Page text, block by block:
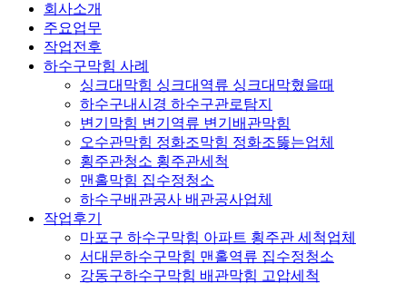
회사소개
주요업무
작업전후
하수구막힘 사례
싱크대막힘 싱크대역류 싱크대막혔을때
하수구내시경 하수구관로탐지
변기막힘 변기역류 변기배관막힘
오수관막힘 정화조막힘 정화조뚫는업체
횡주관청소 횡주관세척
맨홀막힘 집수정청소
하수구배관공사 배관공사업체
작업후기
마포구 하수구막힘 아파트 횡주관 세척업체
서대문하수구막힘 맨홀역류 집수정청소
강동구하수구막힘 배관막힘 고압세척